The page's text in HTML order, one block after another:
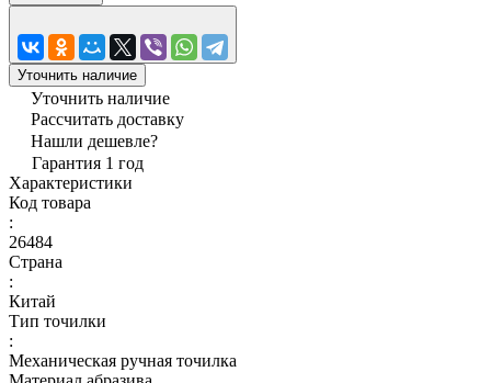
Уточнить наличие
Уточнить наличие
Рассчитать доставку
Нашли дешевле?
Гарантия 1 год
Характеристики
Код товара
:
26484
Страна
:
Китай
Тип точилки
:
Механическая ручная точилка